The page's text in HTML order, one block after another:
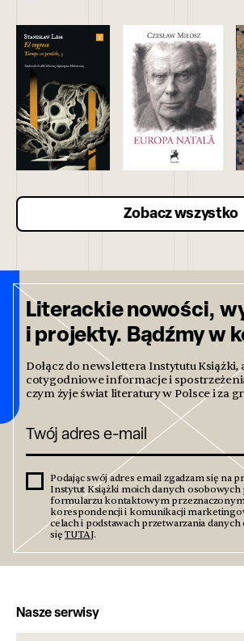
Zobacz wszystko
Literackie nowości,
i projekty. Bądźmy w
Dołącz do newslettera Instytutu Książki,
cotygodniowe informacje i
czym żyje świat literatury w Polsce i za
Podając swój adres email zgadzam się na
Instytut Książki moich danych osobowych
formularzu kontaktowym
korespondencji i komunikacji
celach i podstawach przetwarzania
sięTUTAJ.
Nasze serwisy